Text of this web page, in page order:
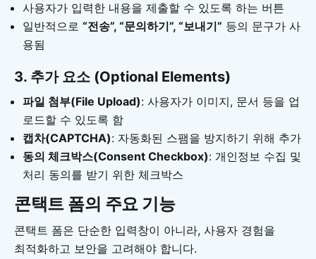
사용자가 입력한 내용을 제출할 수 있도록 하는 버튼
일반적으로 “전송”, “문의하기”, “보내기” 등의 문구가 사
용됨
3. 추가 요소 (Optional Elements)
파일 첨부(File Upload): 사용자가 이미지, 문서 등을 업
로드할 수 있도록 함
캡차(CAPTCHA): 자동화된 스팸을 방지하기 위해 추가
동의 체크박스(Consent Checkbox): 개인정보 수집 및
처리 동의를 받기 위한 체크박스
콘택트 폼의 주요 기능
콘택트 폼은 단순한 입력창이 아니라, 사용자 경험을
최적화하고 보안을 고려해야 합니다.